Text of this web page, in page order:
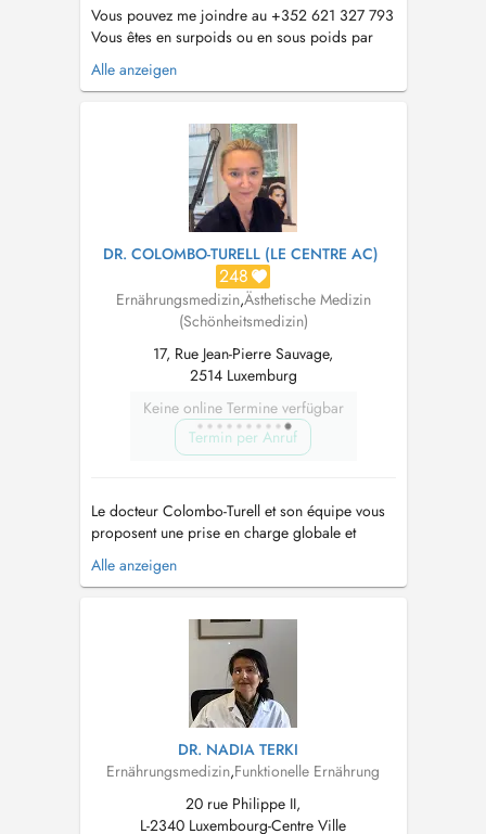
Vous pouvez me joindre au +352 621 327 793
Vous êtes en surpoids ou en sous poids par
exemple, nous traitons cela par une approche
globale. Nous travaillons sur la gestion du
sommeil, etc. afin de maitriser les
comportements. Comment ne pas reprendre ...
Alle anzeigen
DR. COLOMBO-TURELL (LE CENTRE AC)
248
Ernährungsmedizin,Ästhetische Medizin
(Schönheitsmedizin)
17, Rue Jean-Pierre Sauvage,
2514 Luxemburg
Keine online Termine verfügbar
Termin per Anruf
Le docteur Colombo-Turell et son équipe vous
proposent une prise en charge globale et
personnalisée pour le visage et le corps, au
travers de traitements comme de matériel qui
(hydrafacial, radiofréquence, lasers,
détatouage, cryolipolyse, injections, etc....
Alle anzeigen
DR. NADIA TERKI
Ernährungsmedizin,Funktionelle Ernährung
20 rue Philippe II,
L-2340 Luxembourg-Centre Ville